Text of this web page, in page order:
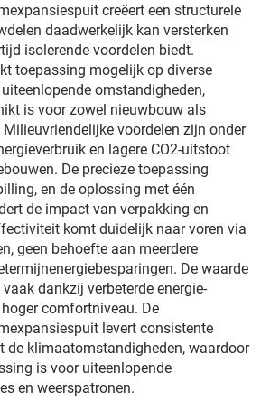
creëert een structurele
daadwerkelijk kan versterken
isolerende voordelen biedt.
toepassing mogelijk op diverse
omstandigheden,
is voor zowel nieuwbouw als
voordelen zijn onder
en lagere CO2-uitstoot
De precieze toepassing
en de oplossing met één
de impact van verpakking en
komt duidelijk naar voren via
geen behoefte aan meerdere
De waarde
dankzij verbeterde energie-
comfortniveau. De
levert consistente
de klimaatomstandigheden, waardoor
is voor uiteenlopende
en weerspatronen.